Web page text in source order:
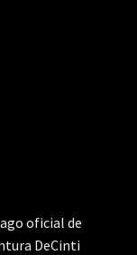
oficial de
DeCinti